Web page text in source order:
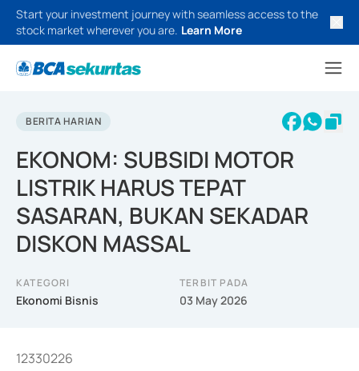
Start your investment journey with seamless access to the
stock market wherever you are. Learn More
BERITA HARIAN
EKONOM: SUBSIDI MOTOR
LISTRIK HARUS TEPAT
SASARAN, BUKAN SEKADAR
DISKON MASSAL
KATEGORI
Ekonomi Bisnis
TERBIT PADA
03 May 2026
12330226